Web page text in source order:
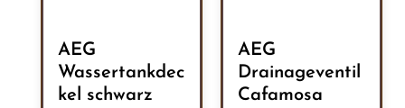
AEG
Wassertankdec
kel schwarz
AEG
Drainageventil
Cafamosa